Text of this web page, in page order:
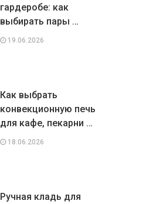
гардеробе: как
выбирать пары …
19.06.2026
Как выбрать
конвекционную печь
для кафе, пекарни …
18.06.2026
Ручная кладь для